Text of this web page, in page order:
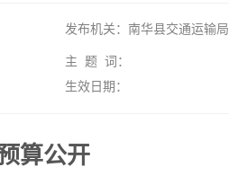
发布机关：南华县交通运输局
主 题 词：
生效日期：
算公开